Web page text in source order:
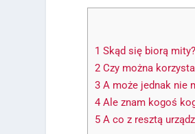
1 Skąd się biorą mity?
2 Czy można
3 A może jednak nie
4 Ale znam kogoś
5 A co z resztą